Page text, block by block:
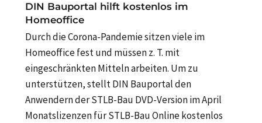
DIN Bauportal hilft kostenlos im
Homeoffice
Durch die Corona-Pandemie sitzen viele im
Homeoffice fest und müssen z. T. mit
eingeschränkten Mitteln arbeiten. Um zu
unterstützen, stellt DIN Bauportal den
Anwendern der STLB-Bau DVD-Version im April
Monatslizenzen für STLB-Bau Online kostenlos